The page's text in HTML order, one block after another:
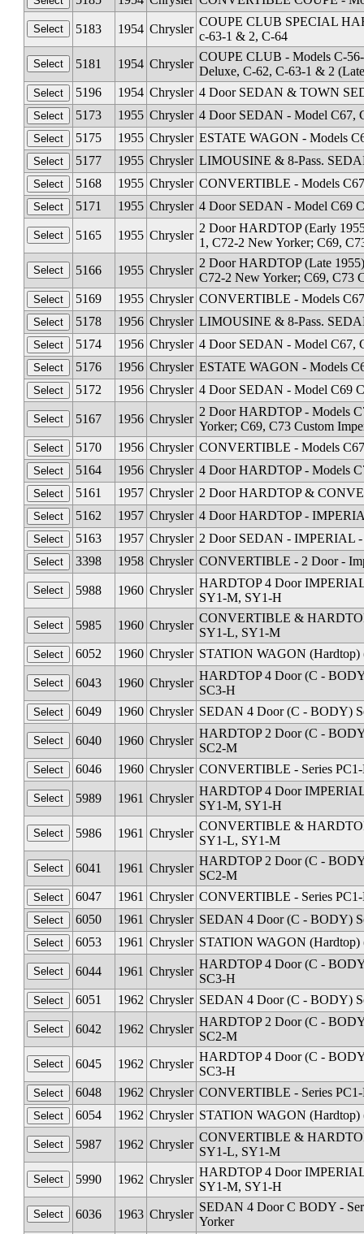
5183 1954 Chrysler
COUPE CLUB SPECIAL
c-63-1 & 2, C-64
5181
1954 Chrysler
COUPE CLUB - Models C-
Deluxe, C-62, C-63-1 & 2
5196
1954 Chrysler 4 Door SEDAN & TOWN
5173
1955 Chrysler 4 Door SEDAN - Model C67,
5175
1955 Chrysler ESTATE WAGON - Models
5177
1955 Chrysler LIMOUSINE & 8-Pass.
5168
1955 Chrysler CONVERTIBLE - Models
5171
1955 Chrysler 4 Door SEDAN - Model C69
5165 1955 Chrysler
2 Door HARDTOP (Early
1, C72-2 New Yorker; C69,
5166
1955 Chrysler
2 Door HARDTOP (Late
C72-2 New Yorker; C69, C73
5169
1955 Chrysler CONVERTIBLE - Models
5178
1956 Chrysler LIMOUSINE & 8-Pass.
5174
1956 Chrysler 4 Door SEDAN - Model C67,
5176
1956 Chrysler ESTATE WAGON - Models
5172
1956 Chrysler 4 Door SEDAN - Model C69
5167 1956 Chrysler
2 Door HARDTOP - Models
Yorker; C69, C73 Custom
5170
1956 Chrysler CONVERTIBLE - Models
5164
1956 Chrysler 4 Door HARDTOP - Models
5161
1957 Chrysler 2 Door HARDTOP &
5162
1957 Chrysler 4 Door HARDTOP -
5163
1957 Chrysler 2 Door SEDAN - IMPERIAL
3398
1958 Chrysler CONVERTIBLE - 2 Door -
5988 1960 Chrysler
HARDTOP 4 Door
SY1-M, SY1-H
5985
1960 Chrysler
CONVERTIBLE &
SY1-L, SY1-M
6052
1960 Chrysler STATION WAGON
6043 1960 Chrysler
HARDTOP 4 Door (C -
SC3-H
6049
1960 Chrysler SEDAN 4 Door (C - BODY)
6040 1960 Chrysler
HARDTOP 2 Door (C -
SC2-M
6046
1960 Chrysler CONVERTIBLE - Series
5989 1961 Chrysler
HARDTOP 4 Door
SY1-M, SY1-H
5986
1961 Chrysler
CONVERTIBLE &
SY1-L, SY1-M
6041
1961 Chrysler
HARDTOP 2 Door (C -
SC2-M
6047
1961 Chrysler CONVERTIBLE - Series
6050
1961 Chrysler SEDAN 4 Door (C - BODY)
6053
1961 Chrysler STATION WAGON
6044 1961 Chrysler
HARDTOP 4 Door (C -
SC3-H
6051
1962 Chrysler SEDAN 4 Door (C - BODY)
6042 1962 Chrysler
HARDTOP 2 Door (C -
SC2-M
6045
1962 Chrysler
HARDTOP 4 Door (C -
SC3-H
6048
1962 Chrysler CONVERTIBLE - Series
6054
1962 Chrysler STATION WAGON
5987 1962 Chrysler
CONVERTIBLE &
SY1-L, SY1-M
5990
1962 Chrysler
HARDTOP 4 Door
SY1-M, SY1-H
6036
1963 Chrysler
SEDAN 4 Door C BODY -
Yorker